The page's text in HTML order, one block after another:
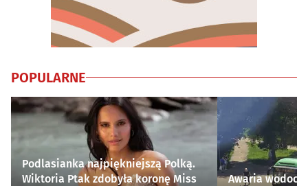
POPULARNE
Podlasianka najpiękniejszą Polką.
Wiktoria Ptak zdobyła koronę Miss
Awaria